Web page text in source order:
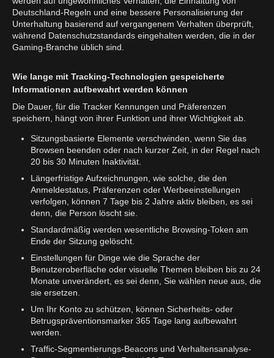
Deutschland-Regeln und eine bessere Personalisierung der
Unterhaltung basierend auf vergangenem Verhalten überprüft,
während Datenschutzstandards eingehalten werden, die in der
Gaming-Branche üblich sind.
Wie lange mit Tracking-Technologien gespeicherte
Informationen aufbewahrt werden können
Die Dauer, für die Tracker Kennungen und Präferenzen
speichern, hängt von ihrer Funktion und ihrer Wichtigkeit ab.
Sitzungsbasierte Elemente verschwinden, wenn Sie das
Browsen beenden oder nach kurzer Zeit, in der Regel nach
20 bis 30 Minuten Inaktivität.
Längerfristige Aufzeichnungen, wie solche, die den
Anmeldestatus, Präferenzen oder Werbeeinstellungen
verfolgen, können 7 Tage bis 2 Jahre aktiv bleiben, es sei
denn, die Person löscht sie.
Standardmäßig werden wesentliche Browsing-Token am
Ende der Sitzung gelöscht.
Einstellungen für Dinge wie die Sprache der
Benutzeroberfläche oder visuelle Themen bleiben bis zu 24
Monate unverändert, es sei denn, Sie wählen neue aus, die
sie ersetzen.
Um Ihr Konto zu schützen, können Sicherheits- oder
Betrugspräventionsmarker 365 Tage lang aufbewahrt
werden.
Traffic-Segmentierungs-Beacons und Verhaltensanalyse-